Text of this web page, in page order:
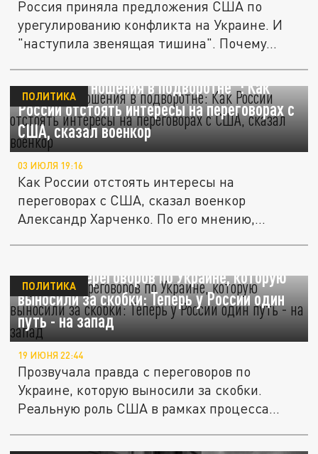
Россия приняла предложения США по
урегулированию конфликта на Украине. И
"наступила звенящая тишина". Почему...
"Это как отношения в подворотне": Как
России отстоять интересы на переговорах с
США, сказал военкор
ПОЛИТИКА
03 ИЮЛЯ 19:16
Как России отстоять интересы на
переговорах с США, сказал военкор
Александр Харченко. По его мнению,...
Правда с переговоров по Украине, которую
выносили за скобки: Теперь у России один
путь - на запад
ПОЛИТИКА
19 ИЮНЯ 22:44
Прозвучала правда с переговоров по
Украине, которую выносили за скобки.
Реальную роль США в рамках процесса...